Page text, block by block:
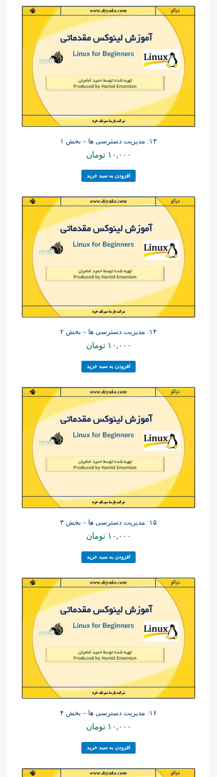
۱۳: مدیریت دسترسی ها – بخش ۱
۱۰,۰۰۰ تومان
افزودن به سبد خرید
۱۴: مدیریت دسترسی ها – بخش ۲
۱۰,۰۰۰ تومان
افزودن به سبد خرید
۱۵: مدیریت دسترسی ها – بخش ۳
۱۰,۰۰۰ تومان
افزودن به سبد خرید
۱۶: مدیریت دسترسی ها – بخش ۴
۱۰,۰۰۰ تومان
افزودن به سبد خرید